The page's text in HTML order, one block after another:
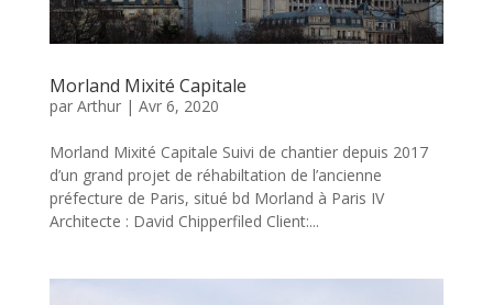
Morland Mixité Capitale
par Arthur| Avr 6, 2020
Morland Mixité Capitale Suivi de chantier depuis 2017
d’un grand projet de réhabiltation de l’ancienne
préfecture de Paris, situé bd Morland à Paris IV
Architecte : David Chipperfiled Client:...